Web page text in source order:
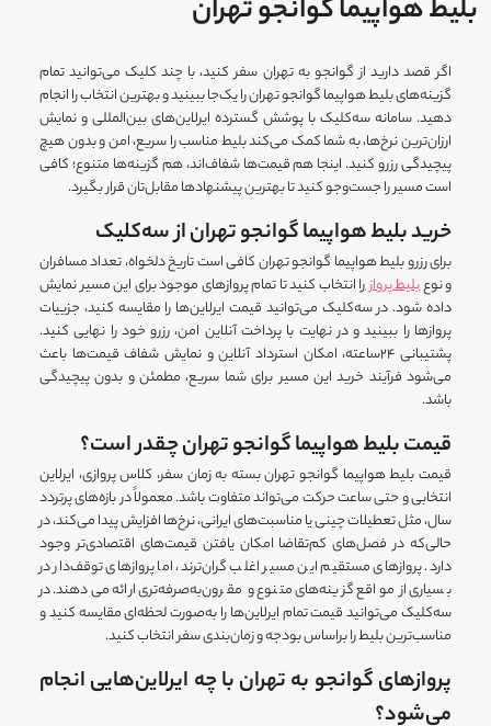
بلیط هواپیما گوانجو تهران
اگر قصد دارید از گوانجو به تهران سفر کنید، با چند کلیک می‌توانید تمام
گزینه‌های بلیط هواپیما گوانجو تهران را یک‌جا ببینید و بهترین انتخاب را انجام
دهید. سامانه سه‌کلیک با پوشش گسترده ایرلاین‌های بین‌المللی و نمایش
ارزان‌ترین نرخ‌ها، به شما کمک می‌کند بلیط مناسب را سریع، امن و بدون هیچ
پیچیدگی رزرو کنید. اینجا هم قیمت‌ها شفاف‌اند، هم گزینه‌ها متنوع؛ کافی
است مسیر را جست‌وجو کنید تا بهترین پیشنهادها مقابل‌تان قرار بگیرد.
خرید بلیط هواپیما گوانجو تهران از سه‌کلیک
برای رزرو بلیط هواپیما گوانجو تهران کافی است تاریخ دلخواه، تعداد مسافران
و نوعبلیط پروازرا انتخاب کنید تا تمام پروازهای موجود برای این مسیر نمایش
داده شود. در سه‌کلیک می‌توانید قیمت‌ ایرلاین‌ها را مقایسه کنید، جزییات
پروازها را ببینید و در نهایت با پرداخت آنلاین امن، رزرو خود را نهایی کنید.
پشتیبانی ۲۴ساعته، امکان استرداد آنلاین و نمایش شفاف قیمت‌ها باعث
می‌شود فرآیند خرید این مسیر برای شما سریع، مطمئن و بدون پیچیدگی
باشد.
قیمت بلیط هواپیما گوانجو تهران چقدر است؟
قیمت بلیط هواپیما گوانجو تهران بسته به زمان سفر، کلاس پروازی، ایرلاین
انتخابی و حتی ساعت حرکت می‌تواند متفاوت باشد. معمولاً در بازه‌های پرتردد
سال، مثل تعطیلات چینی یا مناسبت‌های ایرانی، نرخ‌ها افزایش پیدا می‌کند، در
حالی‌که در فصل‌های کم‌تقاضا امکان یافتن قیمت‌های اقتصادی‌تر وجود
دارد. پروازهای مستقیم این مسیر اغلب گران‌ترند، اما پروازهای توقف‌دار در
بسیاری از مواقع گزینه‌های متنوع‌ و مقرون‌به‌صرفه‌تری ارائه می‌دهند. در
سه‌کلیک می‌توانید قیمت تمام ایرلاین‌ها را به‌صورت لحظه‌ای مقایسه کنید و
مناسب‌ترین بلیط را براساس بودجه و زمان‌بندی سفر انتخاب کنید.
پروازهای گوانجو به تهران با چه ایرلاین‌هایی انجام
می‌شود؟